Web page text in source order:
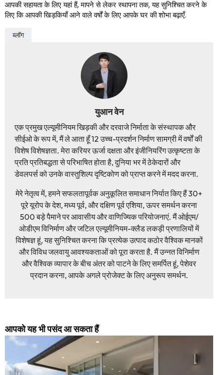
आपकी सहायता के लिए यहां हैं, मापने से लेकर स्थापना तक, यह सुनिश्चित करने के
लिए कि आपकी खिड़कियाँ आने वाले वर्षों के लिए आपके घर की शोभा बढ़ाएँ.
ब्लॉग
युआन वेन
एक प्रमुख एल्यूमीनियम खिड़की और दरवाजे निर्माता के संस्थापक और
सीईओ के रूप में, मैं ले आता हूँ 12 उच्च-प्रदर्शन निर्माण सामग्री में वर्षों की
विशेष विशेषज्ञता. मेरा करियर ऊर्जा दक्षता और इंजीनियरिंग उत्कृष्टता के
प्रति प्रतिबद्धता से परिभाषित होता है, दुनिया भर में ठेकेदारों और
डेवलपर्स को उनके वास्तुशिल्प दृष्टिकोण को प्राप्त करने में मदद करना.
मेरे नेतृत्व में, हमने सफलतापूर्वक अनुकूलित समाधान निर्यात किए हैं 30+
पूरे यूरोप के देश, मध्य पूर्व, और दक्षिण पूर्व एशिया, ऊपर समर्थन करना
500 बड़े पैमाने पर आवासीय और वाणिज्यिक परियोजनाएं. मैं ओईएम/
ओडीएम विनिर्माण और जटिल एल्यूमीनियम-क्लैड लकड़ी प्रणालियों में
विशेषज्ञ हूं, यह सुनिश्चित करना कि प्रत्येक उत्पाद कठोर वैश्विक मानकों
और विविध जलवायु आवश्यकताओं को पूरा करता है. मैं उन्नत विनिर्माण
और वैश्विक व्यापार के बीच अंतर को पाटने के लिए समर्पित हूं, पेशेवर
प्रदान करना, आपके अगले प्रोजेक्ट के लिए अनुरूप समर्थन.
आपको यह भी पसंद आ सकता हैं